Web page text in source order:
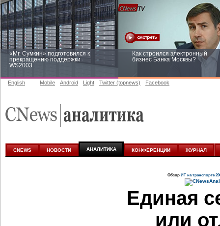
«Mr. Сумкин» подготовился к
прекращению поддержки
WS2003
Как строился электронный
бизнес Банка Москвы?
аналитике
English Mobile Android Light Twitter (topnews) Facebook
CNEWS НОВОСТИ АНАЛИТИКА КОНФЕРЕНЦИИ ЖУРНАЛ
Обзор ИТ на транспорте
Единая
или